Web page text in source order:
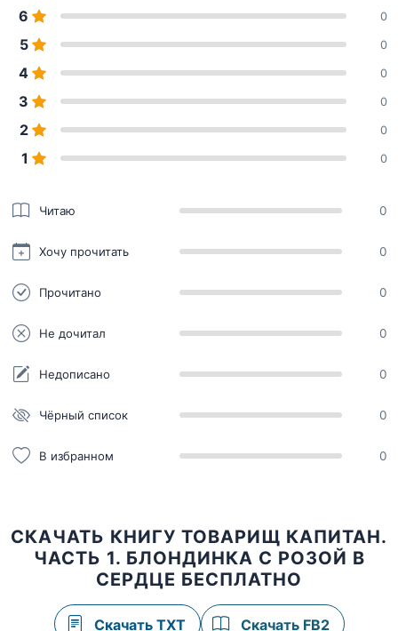
6 0
5 0
4 0
3 0
2 0
1 0
Читаю 0
Хочу прочитать 0
Прочитано 0
Не дочитал 0
Недописано 0
Чёрный список 0
В избранном 0
СКАЧАТЬ КНИГУ ТОВАРИЩ КАПИТАН.
ЧАСТЬ 1. БЛОНДИНКА С РОЗОЙ В
СЕРДЦЕ БЕСПЛАТНО
Скачать TXT Скачать FB2